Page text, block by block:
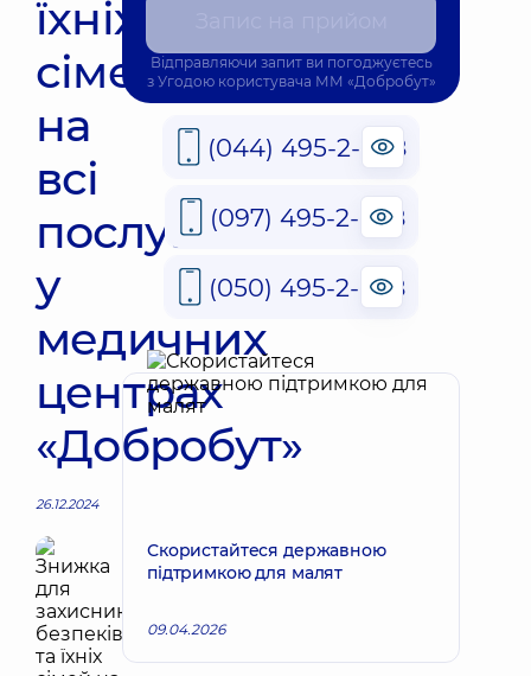
їхніх
сімей
на
всі
послуги
у
медичних
центрах
«Добробут»
26.12.2024
Відправляючи запит ви погоджуєтесь
з Угодою користувача ММ «Добробут»
(044) 495-2-888
(097) 495-2-888
(050) 495-2-888
Скористайтеся державною
підтримкою для малят
09.04.2026